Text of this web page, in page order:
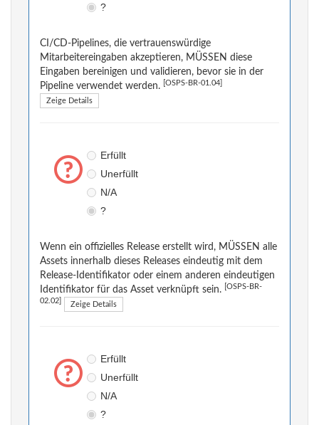
?
CI/CD-Pipelines, die vertrauenswürdige
Mitarbeitereingaben akzeptieren, MÜSSEN diese
Eingaben bereinigen und validieren, bevor sie in der
Pipeline verwendet werden.
[OSPS-BR-01.04]
Zeige Details
Erfüllt
Unerfüllt
N/A
?
Wenn ein offizielles Release erstellt wird, MÜSSEN alle
Assets innerhalb dieses Releases eindeutig mit dem
Release-Identifikator oder einem anderen eindeutigen
Identifikator für das Asset verknüpft sein.
[OSPS-BR-
02.02] Zeige Details
Erfüllt
Unerfüllt
N/A
?